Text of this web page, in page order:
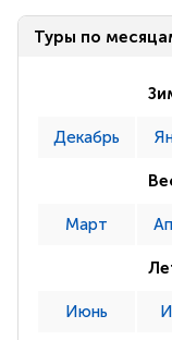
Туры по
Декабрь
Март
Июнь